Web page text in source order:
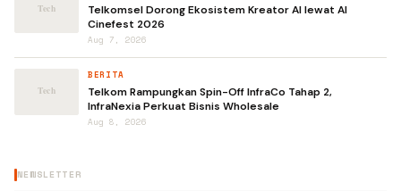
Telkomsel Dorong Ekosistem Kreator AI lewat AI
Cinefest 2026
Aug 7, 2026
BERITA
Telkom Rampungkan Spin-Off InfraCo Tahap 2,
InfraNexia Perkuat Bisnis Wholesale
Aug 8, 2026
NEWSLETTER